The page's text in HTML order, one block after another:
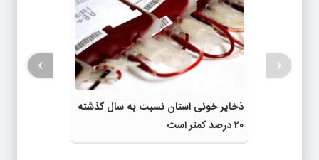
ذخایر خونی استان نسبت به سال گذشته
۲۰ درصد کمتر است
‹
›